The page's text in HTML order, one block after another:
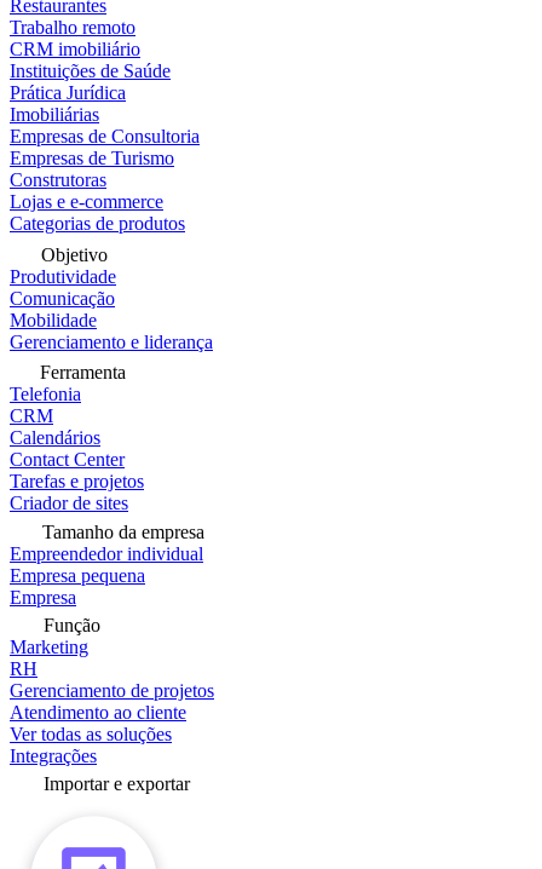
Restaurantes
Trabalho remoto
CRM imobiliário
Instituições de Saúde
Prática Jurídica
Imobiliárias
Empresas de Consultoria
Empresas de Turismo
Construtoras
Lojas e e-commerce
Categorias de produtos
Objetivo
Produtividade
Comunicação
Mobilidade
Gerenciamento e liderança
Ferramenta
Telefonia
CRM
Calendários
Contact Center
Tarefas e projetos
Criador de sites
Tamanho da empresa
Empreendedor individual
Empresa pequena
Empresa
Função
Marketing
RH
Gerenciamento de projetos
Atendimento ao cliente
Ver todas as soluções
Integrações
Importar e exportar